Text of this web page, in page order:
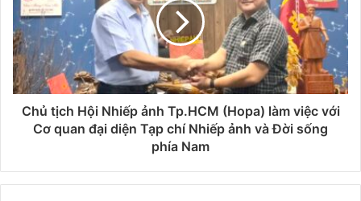
Chủ tịch Hội Nhiếp ảnh Tp.HCM (Hopa) làm việc với
Cơ quan đại diện Tạp chí Nhiếp ảnh và Đời sống
phía Nam